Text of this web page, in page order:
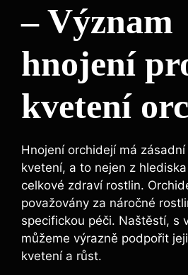
– Význam
hnojení
kvetení
Hnojení orchidejí má
kvetení, a to nejen z
celkové ⁣zdraví rostlin.
považovány za náročné
specifickou péči. Naštěstí, s
můžeme‌ výrazně ​podpořit
kvetení a růst.